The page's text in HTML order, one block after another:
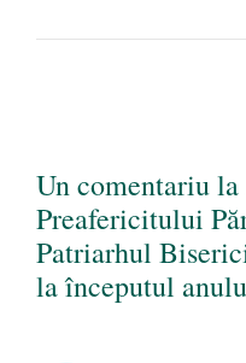
Un comentariu
Preafericitului
Patriarhul
la începutul